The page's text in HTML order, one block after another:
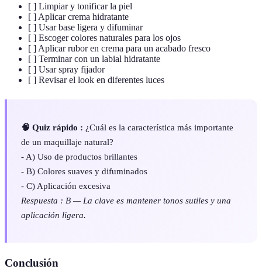
[ ] Limpiar y tonificar la piel
[ ] Aplicar crema hidratante
[ ] Usar base ligera y difuminar
[ ] Escoger colores naturales para los ojos
[ ] Aplicar rubor en crema para un acabado fresco
[ ] Terminar con un labial hidratante
[ ] Usar spray fijador
[ ] Revisar el look en diferentes luces
🧠 Quiz rápido : ¿Cuál es la característica más importante
de un maquillaje natural?
- A) Uso de productos brillantes
- B) Colores suaves y difuminados
- C) Aplicación excesiva
Respuesta : B — La clave es mantener tonos sutiles y una
aplicación ligera.
Conclusión